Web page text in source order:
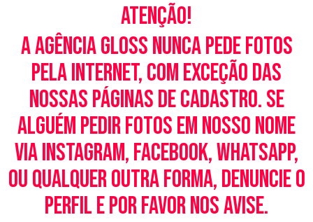
Atenção!
A Agência Gloss nunca pede fotos
pela Internet, com exceção das
nossas páginas de cadastro. Se
alguém pedir fotos em nosso nome
via Instagram, Facebook, WhatsApp,
ou qualquer outra forma, denuncie o
perfil e por favor nos avise.